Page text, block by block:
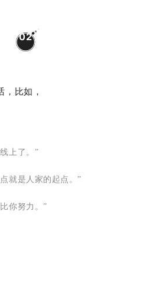
02
，比如，
上了。”
就是人家的起点。”
你努力。”